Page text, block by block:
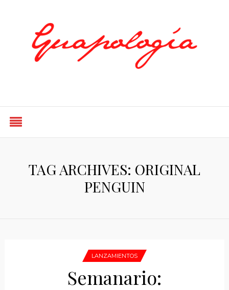
TAG ARCHIVES: ORIGINAL
PENGUIN
LANZAMIENTOS
Semanario: